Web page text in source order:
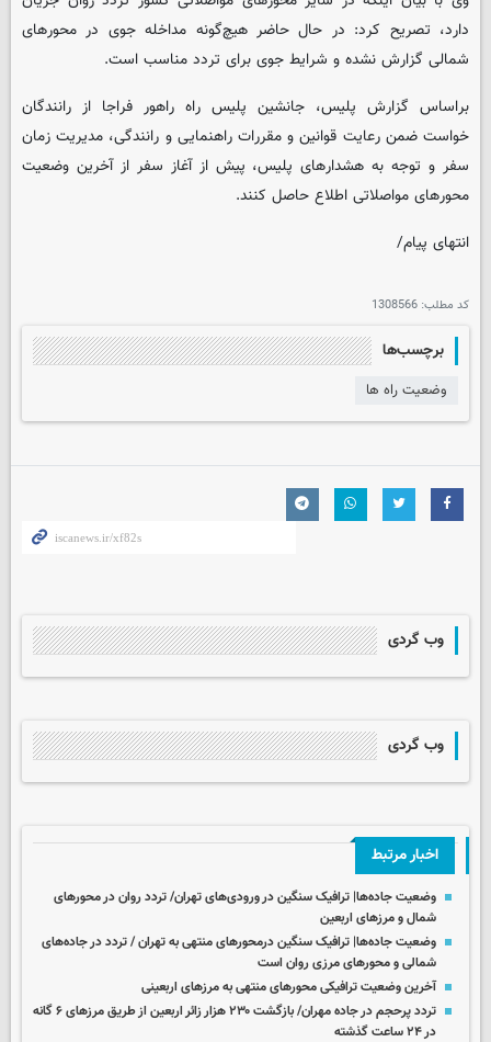
دارد، تصریح کرد: در حال حاضر هیچ‌گونه مداخله جوی در محورهای
شمالی گزارش نشده و شرایط جوی برای تردد مناسب است.
براساس گزارش پلیس، جانشین پلیس راه راهور فراجا از رانندگان
خواست ضمن رعایت قوانین و مقررات راهنمایی و رانندگی، مدیریت زمان
سفر و توجه به هشدارهای پلیس، پیش از آغاز سفر از آخرین وضعیت
محورهای مواصلاتی اطلاع حاصل کنند.
انتهای پیام/
کد مطلب: 1308566
برچسب‌ها
وضعیت راه ها
وب گردی
وب گردی
اخبار مرتبط
وضعیت جاده‌ها| ترافیک سنگین در ورودی‌های تهران/ تردد روان در محورهای
شمال و مرزهای اربعین
وضعیت جاده‌ها| ترافیک سنگین درمحورهای منتهی به تهران / تردد در جاده‌های
شمالی و محورهای مرزی روان است
آخرین وضعیت ترافیکی محورهای منتهی به مرزهای اربعینی
تردد پرحجم در جاده مهران/ بازگشت ۲۳۰ هزار زائر اربعین از طریق مرزهای ۶ گانه
در ۲۴ ساعت گذشته